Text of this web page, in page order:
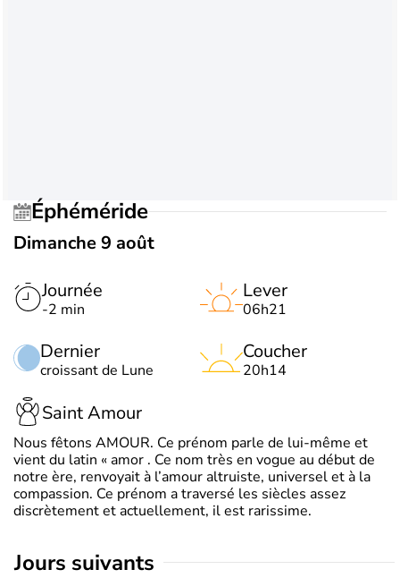
Éphéméride
Dimanche 9 août
Journée
-2 min
Dernier
croissant de Lune
Lever
06h21
Coucher
20h14
Saint Amour
Nous fêtons AMOUR. Ce prénom parle de lui-même et
vient du latin « amor . Ce nom très en vogue au début de
notre ère, renvoyait à l’amour altruiste, universel et à la
compassion. Ce prénom a traversé les siècles assez
discrètement et actuellement, il est rarissime.
jours suivants